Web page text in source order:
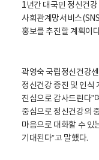
1년간 대국민 정신건
사회관계망서비스
홍보를 추진할 계획이
곽영숙 국립정신건강
정신건강 증진 및 인식
진심으로 감사드린다”
중심으로 정신건강의
마음으로 대화할 수 있
기대된다”고 말했다.